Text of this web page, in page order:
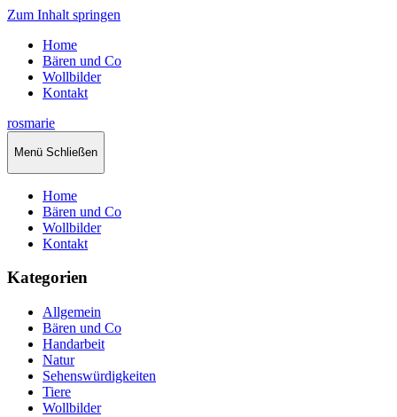
Zum Inhalt springen
Home
Bären und Co
Wollbilder
Kontakt
rosmarie
Menü Schließen
Home
Bären und Co
Wollbilder
Kontakt
Kategorien
Allgemein
Bären und Co
Handarbeit
Natur
Sehenswürdigkeiten
Tiere
Wollbilder